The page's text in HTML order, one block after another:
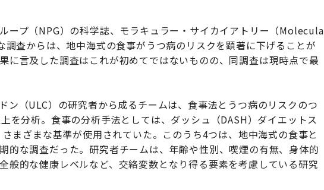
ープ（NPG）の科学誌、モラキュラー・サイカイアトリー（Molecula
査からは、地中海式の食事がうつ病のリスクを顕著に下げることが
に言及した調査はこれが初めてではないものの、同調査は現時点で最
ン（ULC）の研究者から成るチームは、食事法とうつ病のリスクのつ
を分析。食事の分析手法としては、ダッシュ（DASH）ダイエットス
まざまな基準が使用されていた。このうち4つは、地中海式の食事と
的な調査だった。研究者チームは、年齢や性別、喫煙の有無、身体的
般的な健康レベルなど、交絡変数となり得る要素を考慮している研究